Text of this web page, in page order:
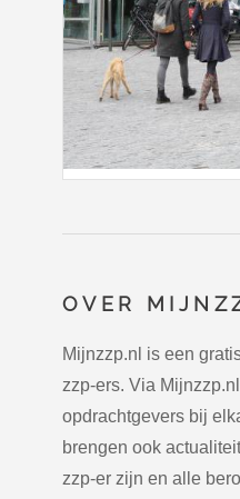
OVER
Mijnzzp.nl is een
zzp-ers. Via
opdrachtgevers bij
brengen ook
zzp-er zijn en alle